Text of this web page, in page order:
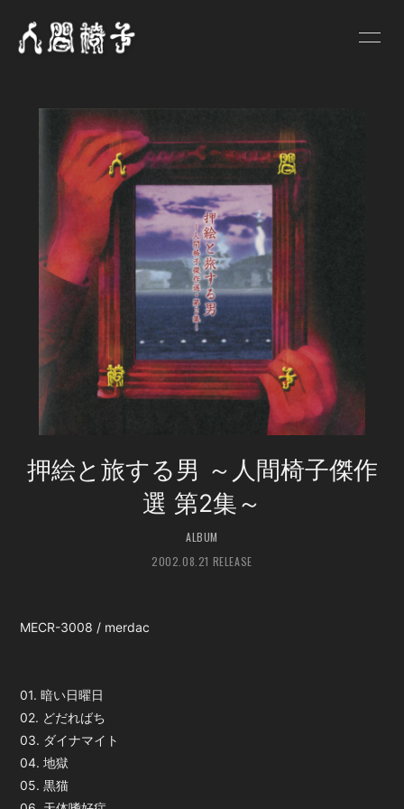
SCHEDULE
VIDEO
DISCOGRAPHY
GOODS
BLOG
人間椅子画報
遺言状放送
PHOTO
Q&A
お問い合わせ
会員登録 ログイン
押絵と旅する男 ～人間椅子傑作
選 第2集～
ALBUM
2002.08.21 RELEASE
MECR-3008 / merdac
01. 暗い日曜日
02. どだればち
03. ダイナマイト
04. 地獄
05. 黒猫